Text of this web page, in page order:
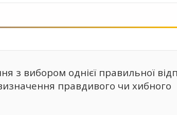
з вибором однієї правильної
правдивого чи хибного